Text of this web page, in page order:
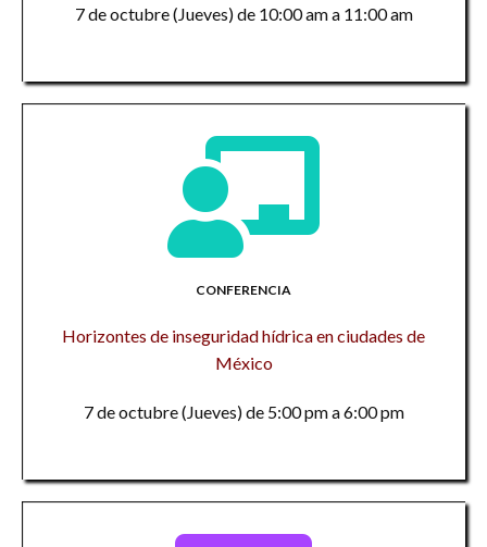
7 de octubre (Jueves) de 10:00 am a 11:00 am
CONFERENCIA
Horizontes de inseguridad hídrica en ciudades de
México
7 de octubre (Jueves) de 5:00 pm a 6:00 pm